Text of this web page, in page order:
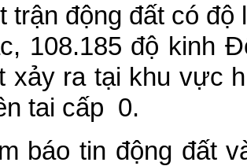
trận động đất có
108.185 độ kinh
xảy ra tại khu vực
tai cấp 0.
báo tin động đất